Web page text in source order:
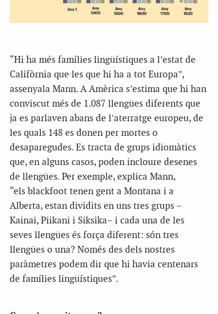
“Hi ha més famílies lingüístiques a l’estat de
Califòrnia que les que hi ha a tot Europa”,
assenyala Mann. A Amèrica s’estima que hi han
conviscut més de 1.087 llengües diferents que
ja es parlaven abans de l’aterratge europeu, de
les quals 148 es donen per mortes o
desaparegudes. Es tracta de grups idiomàtics
que, en alguns casos, poden incloure desenes
de llengües. Per exemple, explica Mann,
“els blackfoot tenen gent a Montana i a
Alberta, estan dividits en uns tres grups –
Kainai, Piikani i Siksika– i cada una de les
seves llengües és força diferent: són tres
llengües o una? Només des dels nostres
paràmetres podem dir que hi havia centenars
de famílies lingüístiques”.